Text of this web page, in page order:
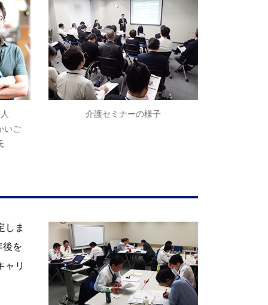
介護セミナーの様子
いご
しま
を
ャリ